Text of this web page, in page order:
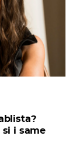
i same